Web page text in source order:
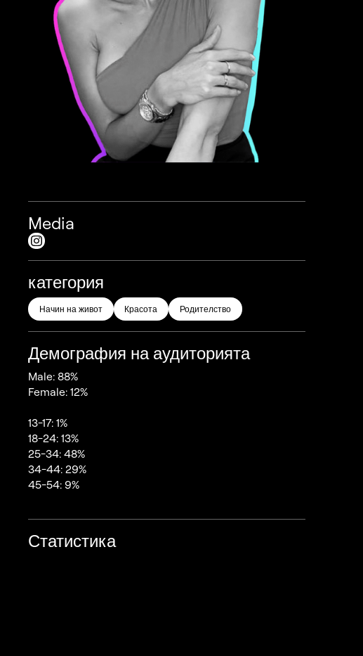
Media
категория
Начин на живот Красота Родителство
Демография на аудиторията
Male: 88%
Female: 12%
13-17: 1%
18-24: 13%
25-34: 48%
34-44: 29%
45-54: 9%
Статистика